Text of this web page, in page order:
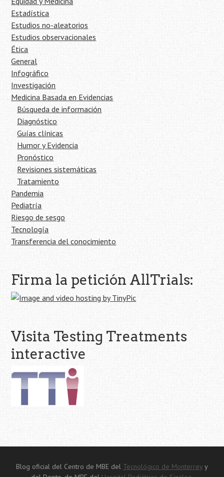
Estadística
Estudios no-aleatorios
Estudios observacionales
Ética
General
Infográfico
Investigación
Medicina Basada en Evidencias
Búsqueda de información
Diagnóstico
Guías clínicas
Humor y Evidencia
Pronóstico
Revisiones sistemáticas
Tratamiento
Pandemia
Pediatría
Riesgo de sesgo
Tecnología
Transferencia del conocimiento
Firma la petición AllTrials:
Visita Testing Treatments
interactive
Blog oficial del Centro de MBE del Tecnológico de Monterrey y